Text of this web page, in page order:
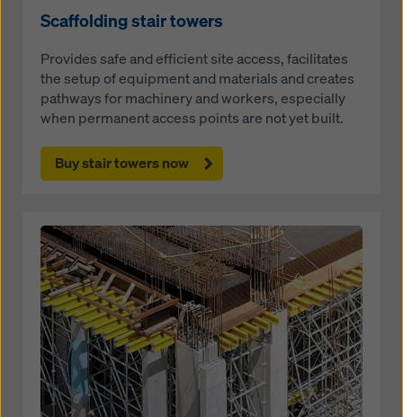
Scaffolding stair towers
Provides safe and efficient site access, facilitates
the setup of equipment and materials and creates
pathways for machinery and workers, especially
when permanent access points are not yet built.
Buy stair towers now
Open